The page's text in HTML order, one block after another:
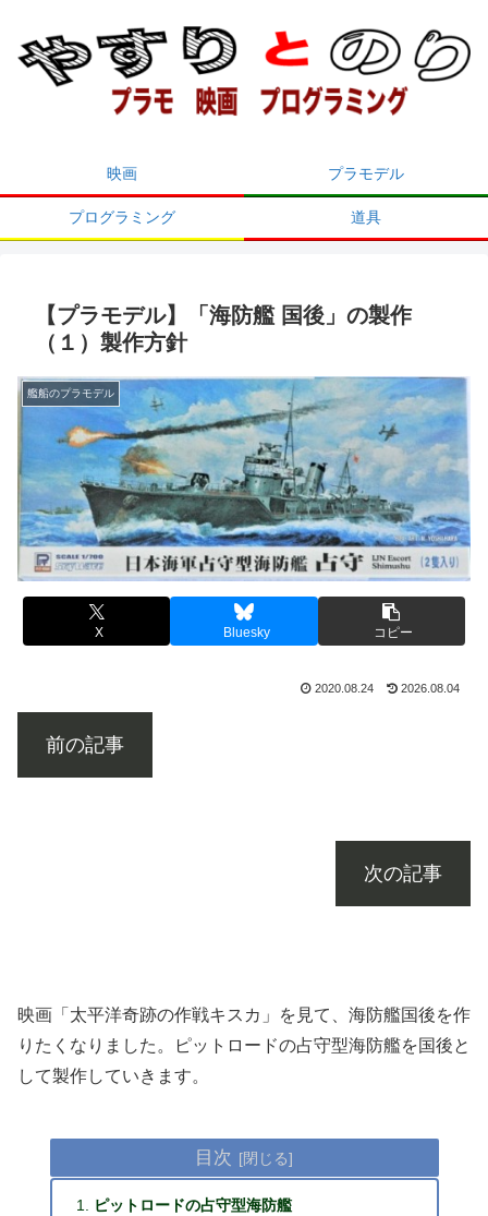
映画 プラモデル
プログラミング 道具
【プラモデル】「海防艦 国後」の製作
（１）製作方針
艦船のプラモデル
X Bluesky コピー
2020.08.24 2026.08.04
前の記事
次の記事
映画「太平洋奇跡の作戦キスカ」を見て、海防艦国後を作
りたくなりました。ピットロードの占守型海防艦を国後と
して製作していきます。
目次
ピットロードの占守型海防艦